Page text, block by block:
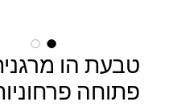
טבעת הו
פתוחה